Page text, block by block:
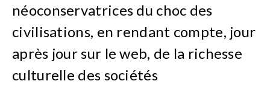
néoconservatrices du choc des
civilisations, en rendant compte, jour
après jour sur le web, de la richesse
culturelle des sociétés